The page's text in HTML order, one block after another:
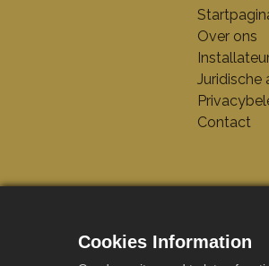
Over ons
Juridische
Contact
Cookies Information